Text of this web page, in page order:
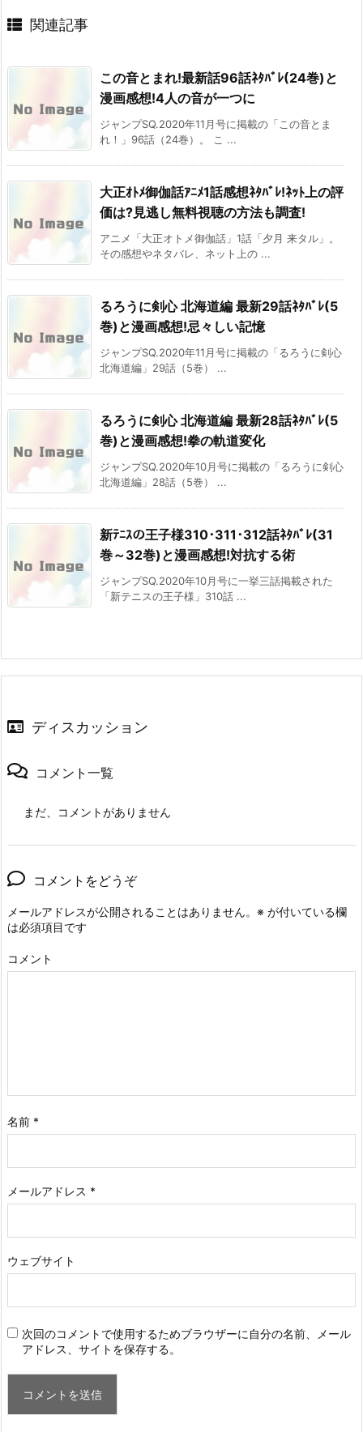
関連記事
この音とまれ!最新話96話ﾈﾀﾊﾞﾚ(24巻)と
漫画感想!4人の音が一つに
ジャンプSQ.2020年11月号に掲載の「この音とま
れ！」96話（24巻）。 こ ...
大正ｵﾄﾒ御伽話ｱﾆﾒ1話感想ﾈﾀﾊﾞﾚ!ﾈｯﾄ上の評
価は?見逃し無料視聴の方法も調査!
アニメ「大正オトメ御伽話」1話「夕月 来タル」。
その感想やネタバレ、ネット上の ...
るろうに剣心 北海道編 最新29話ﾈﾀﾊﾞﾚ(5
巻)と漫画感想!忌々しい記憶
ジャンプSQ.2020年11月号に掲載の「るろうに剣心
北海道編」29話（5巻） ...
るろうに剣心 北海道編 最新28話ﾈﾀﾊﾞﾚ(5
巻)と漫画感想!拳の軌道変化
ジャンプSQ.2020年10月号に掲載の「るろうに剣心
北海道編」28話（5巻） ...
新ﾃﾆｽの王子様310･311･312話ﾈﾀﾊﾞﾚ(31
巻～32巻)と漫画感想!対抗する術
ジャンプSQ.2020年10月号に一挙三話掲載された
「新テニスの王子様」310話 ...
ディスカッション
コメント一覧
まだ、コメントがありません
コメントをどうぞ
メールアドレスが公開されることはありません。 ※ が付いている欄
は必須項目です
コメント
名前 *
メールアドレス *
ウェブサイト
次回のコメントで使用するためブラウザーに自分の名前、メール
アドレス、サイトを保存する。